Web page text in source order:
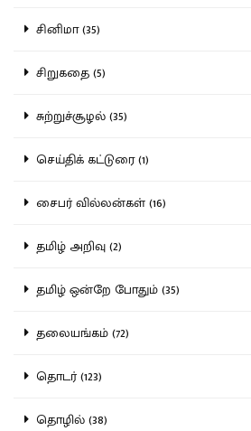
சினிமா (35)
சிறுகதை (5)
சுற்றுச்சூழல் (35)
செய்திக் கட்டுரை (1)
சைபர் வில்லன்கள் (16)
தமிழ் அறிவு (2)
தமிழ் ஒன்றே போதும் (35)
தலையங்கம் (72)
தொடர் (123)
தொழில் (38)